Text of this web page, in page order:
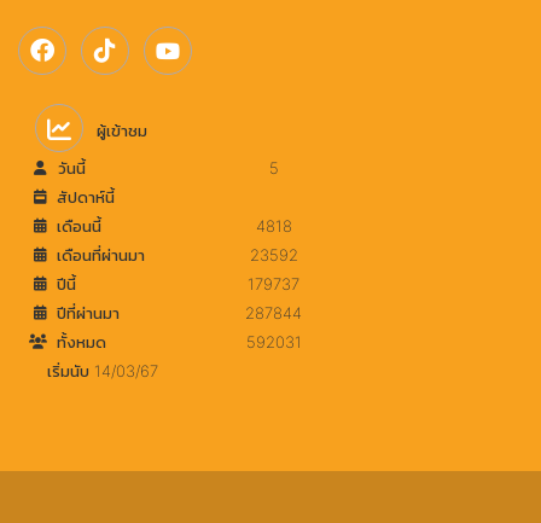
ผู้เข้าชม
วันนี้
5
สัปดาห์นี้
เดือนนี้
4818
เดือนที่ผ่านมา
23592
ปีนี้
179737
ปีที่ผ่านมา
287844
ทั้งหมด
592031
เริ่มนับ 14/03/67